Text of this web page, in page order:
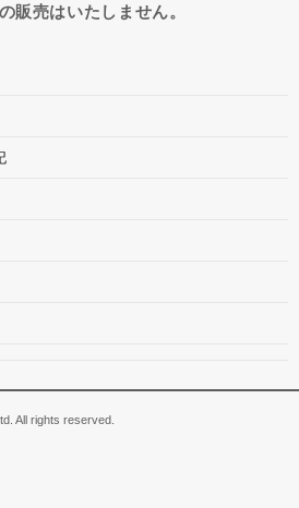
販売はいたしません。
All rights reserved.